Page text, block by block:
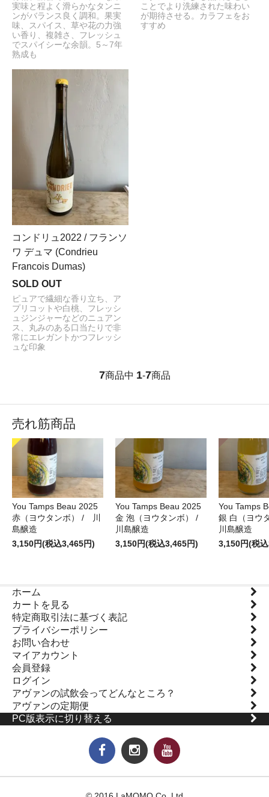
実味と程よく滑らかなタンニ
ンがバランス良く調和。果実
味、スパイス、草や花の力強
い香り、複雑さ、フレッシュ
でスパイシーな余韻。5～7年
熟成も
ことでより洗練された味わい
が期待させる。カラフェをお
すすめ
コンドリュ2022 / フランソ
ワ デュマ (Condrieu
Francois Dumas)
SOLD OUT
ピュアで繊細な香り立ち、ア
プリコットや白桃、フレッシ
ュジンジャーなどのニュアン
ス、丸みのある口当たりで非
常にエレガントかつフレッシ
ュな印象
7商品中 1-7商品
売れ筋商品
You Tamps Beau 2025
赤（ヨウタンボ） / 川
島醸造
3,150円(税込3,465円)
You Tamps Beau 2025
金 泡（ヨウタンボ） /
川島醸造
3,150円(税込3,465円)
You Tamps
銀 白（ヨ
川島醸造
3,150円(税
ホーム
カートを見る
特定商取引法に基づく表記
プライバシーポリシー
お問い合わせ
マイアカウント
会員登録
ログイン
アヴァンの試飲会ってどんなところ？
アヴァンの定期便
PC版表示に切り替える